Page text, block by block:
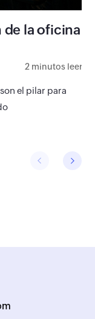
la oficina
2 minutos leer
el pilar para